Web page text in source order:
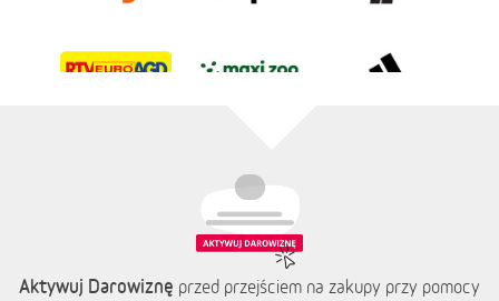
Aktywuj Darowiznę przed przejściem na zakupy przy pomocy